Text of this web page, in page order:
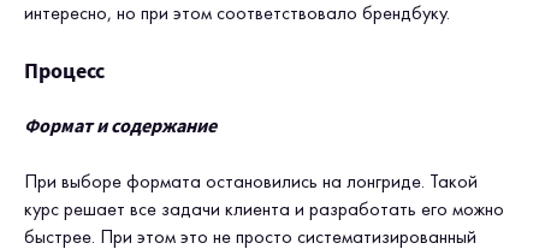
интересно, но при этом соответствовало брендбуку.
Процесс
Формат и содержание
При выборе формата остановились на лонгриде. Такой
курс решает все задачи клиента и разработать его можно
быстрее. При этом это не просто систематизированный